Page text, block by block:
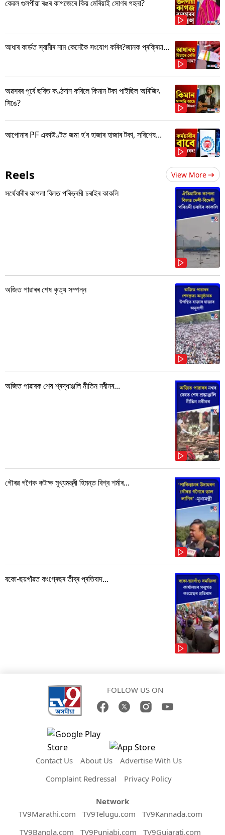
কেৱল গুলপীয়া ৰঙৰ কাগজেৰে কিয় মেৰিয়াই সোণৰ গহনা?
আধাৰ কাৰ্ডত স্বামীৰ নাম কেনেকৈ সংযোগ কৰিব?জানক প্ৰক্ৰিয়া...
অৱসৰৰ পূৰ্বে ছবিত কণ্ঠদান কৰিলে কিমান টকা পাইছিল অৰিজিৎ
সিঙে?
আপোনাৰ PF একাউণ্টত জমা হ’ব হাজাৰ হাজাৰ টকা, সবিশেষ...
Reels View More
সৰ্থেবাৰীৰ কাপলা বিলত পৰিভ্ৰমী চৰাইৰ কাকলি
অজিত পাৱাৰৰ শেষ কৃত্য সম্পন্ন
অজিত পাৱাৰক শেষ শ্ৰদ্ধাঞ্জলি নীতিন নবীনৰ...
গৌৰৱ গগৈক কটাক্ষ মুখ্যমন্ত্ৰী হিমন্ত বিশ্ব শৰ্মাৰ...
বকো-ছয়গাঁৱত কংগ্ৰেছৰ তীব্ৰ প্ৰতিবাদ...
FOLLOW US ON
Contact Us About Us
Advertise With Us
Complaint Redressal
Privacy Policy
Network
TV9Marathi.com
TV9Telugu.com
TV9Kannada.com
TV9Bangla.com
TV9Punjabi.com TV9Gujarati.com